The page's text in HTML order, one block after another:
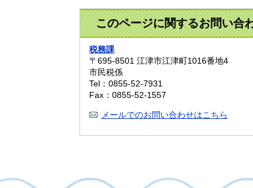
このページに関するお問い合
税務課
〒695-8501 江津市江津町1016番地4
市民税係
Tel：0855-52-7931
Fax：0855-52-1557
メールでのお問い合わせはこちら